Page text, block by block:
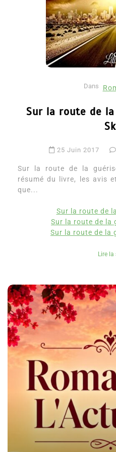
Dans
Sur la route de
25 Juin 2017
Sur la route de la
résumé du livre, les avis
que...
Sur la route de
Sur la route de la
Sur la route de la
Lire la